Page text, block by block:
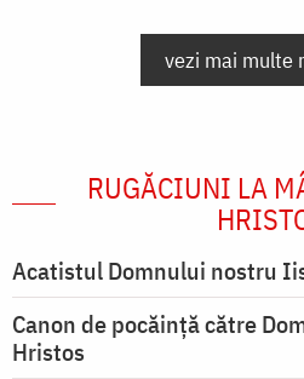
vezi mai multe
RUGĂCIUNI LA
Acatistul Domnului nostru
Canon de pocăință către
Hristos